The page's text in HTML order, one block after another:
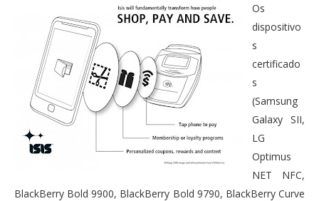
Os
dispositivo
s
certificado
s
(Samsung
Galaxy SII,
LG
Optimus
NET NFC,
BlackBerry Bold 9900, BlackBerry Bold 9790, BlackBerry Curve